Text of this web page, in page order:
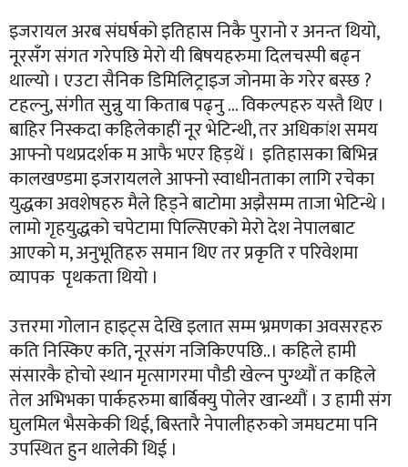
इजरायल अरब संघर्षको इतिहास निकै पुरानो र अनन्त थियो,
नूरसँग संगत गरेपछि मेरो यी बिषयहरुमा दिलचस्पी बढ्न
थाल्यो । एउटा सैनिक डिमिलिट्राइज जोनमा के गरेर बस्छ ?
टहल्नु, संगीत सुन्नु या किताब पढ्नु ... विकल्पहरु यस्तै थिए ।
बाहिर निस्कदा कहिलेकाहीं नूर भेटिन्थी, तर अधिकांश समय
आफ्नो पथप्रदर्शक म आफै भएर हिड़थें । इतिहासका बिभिन्न
कालखण्डमा इजरायलले आफ्नो स्वाधीनताका लागि रचेका
युद्धका अवशेषहरु मैले हिड्ने बाटोमा अझैसम्म ताजा भेटिन्थे ।
लामो गृहयुद्धको चपेटामा पिल्सिएको मेरो देश नेपालबाट
आएको म, अनुभूतिहरु समान थिए तर प्रकृति र परिवेशमा
व्यापक पृथकता थियो ।
उत्तरमा गोलान हाइट्स देखि इलात सम्म भ्रमणका अवसरहरु
कति निस्किए कति, नूरसंग नजिकिएपछि..। कहिले हामी
संसारकै होचो स्थान मृत्सागरमा पौडी खेल्न पुग्थ्यौं त कहिले
तेल अभिभका पार्कहरुमा बार्बिक्यु पोलेर खान्थ्यौं । उ हामी संग
घुलमिल भैसकेकी थिई, बिस्तारै नेपालीहरुको जमघटमा पनि
उपस्थित हुन थालेकी थिई ।